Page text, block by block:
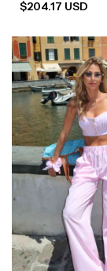
$204.17 USD